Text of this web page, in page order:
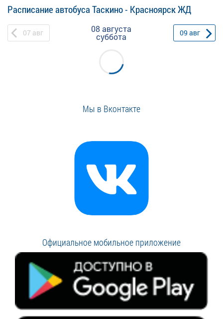
Расписание автобуса Таскино - Красноярск ЖД
07 авг 08 августа
суббота 09 авг
Мы в Вконтакте
Официальное мобильное приложение